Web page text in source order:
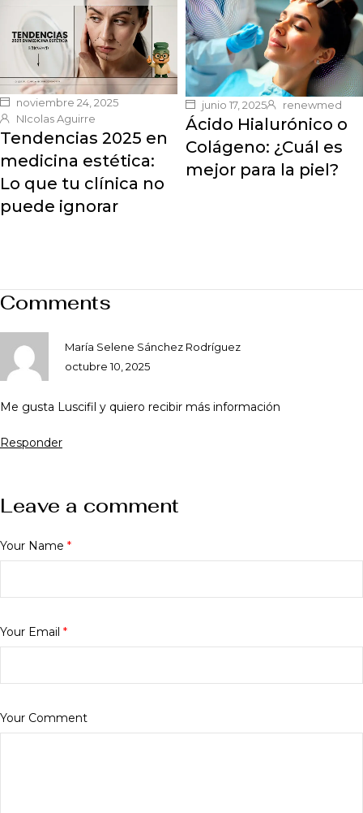
noviembre 24, 2025
NIcolas Aguirre
Tendencias 2025 en
medicina estética:
Lo que tu clínica no
puede ignorar
junio 17, 2025 renewmed
Ácido Hialurónico o
Colágeno: ¿Cuál es
mejor para la piel?
Comments
María Selene Sánchez Rodríguez
octubre 10, 2025
Me gusta Luscifil y quiero recibir más información
Responder
Leave a comment
Your Name *
Your Email *
Your Comment